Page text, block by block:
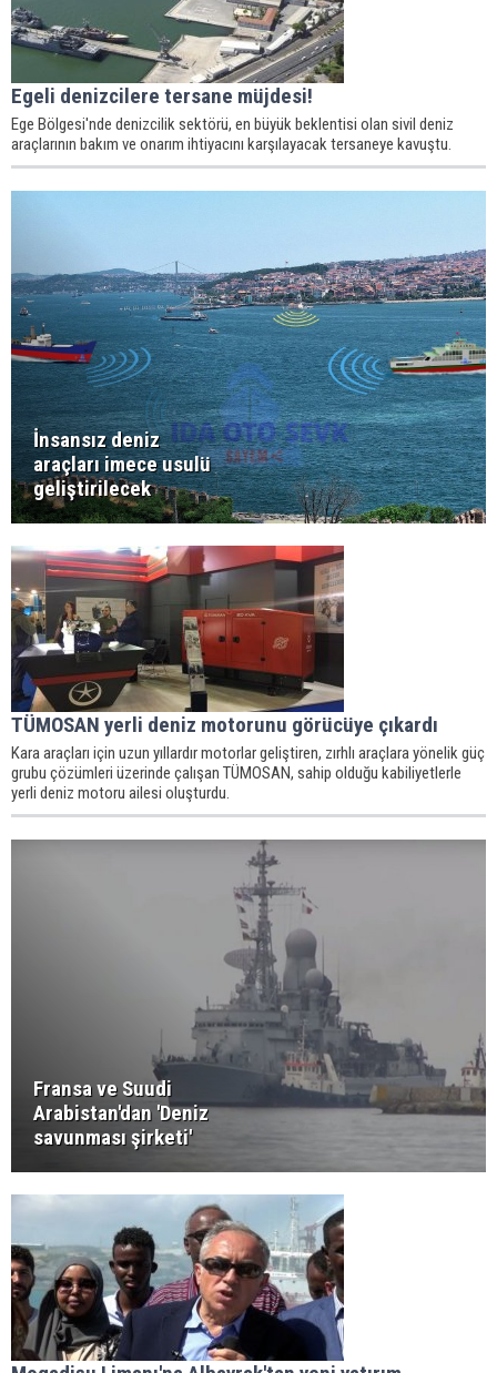
Egeli denizcilere tersane müjdesi!
Ege Bölgesi'nde denizcilik sektörü, en büyük beklentisi olan sivil deniz
araçlarının bakım ve onarım ihtiyacını karşılayacak tersaneye kavuştu.
İnsansız deniz
araçları imece usulü
geliştirilecek
TÜMOSAN yerli deniz motorunu görücüye çıkardı
Kara araçları için uzun yıllardır motorlar geliştiren, zırhlı araçlara yönelik güç
grubu çözümleri üzerinde çalışan TÜMOSAN, sahip olduğu kabiliyetlerle
yerli deniz motoru ailesi oluşturdu.
Fransa ve Suudi
Arabistan'dan 'Deniz
savunması şirketi'